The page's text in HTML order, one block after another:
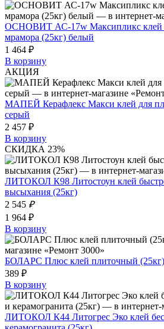
ОСНОВИТ АС-17w Максипликс клей
мрамора (25кг) белый
1 464 ₽
В корзину
АКЦИЯ
МАПЕЙ Керафлекс Макси клей для
серый
2 457 ₽
В корзину
СКИДКА 23%
ЛИТОКОЛ К98 Литостоун клей
высыхания (25кг)
2 545 ₽
1 964 ₽
В корзину
БОЛАРС Плюс клей плиточный (25кг)
389 ₽
В корзину
ЛИТОКОЛ К44 Литогрес Эко клей